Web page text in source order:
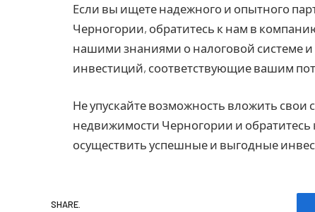
Если вы ищете надежного и опытного
Черногории, обратитесь к нам в
нашими знаниями о налоговой системе
инвестиций, соответствующие вашим
Не упускайте возможность вложить
недвижимости Черногории и
осуществить успешные и выгодные
SHARE.